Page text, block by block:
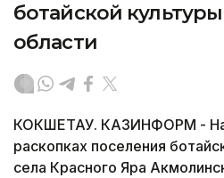
ботайской
области
КОКШЕТАУ. КАЗИНФОРМ - На
раскопках поселения
села Красного Яра